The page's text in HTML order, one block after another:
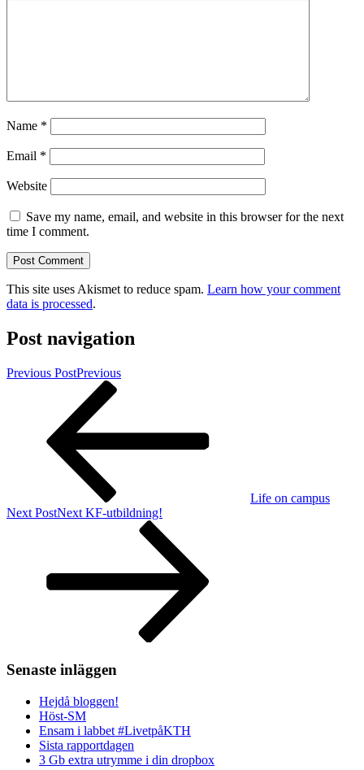
Name *
Email *
Website
Save my name, email, and website in this browser for the next
time I comment.
This site uses Akismet to reduce spam. Learn how your comment
data is processed.
Post navigation
Previous PostPrevious
Life on campus
Next PostNext KF-utbildning!
Senaste inläggen
Hejdå bloggen!
Höst-SM
Ensam i labbet #LivetpåKTH
Sista rapportdagen
3 Gb extra utrymme i din dropbox